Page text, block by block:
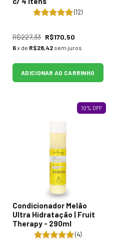
(12)
R$227,33 R$170,50
6x de R$28,42 sem juros
ADICIONAR AO CARRINHO
10% OFF
Condicionador Melão
Ultra Hidratação | Fruit
Therapy - 290ml
(4)